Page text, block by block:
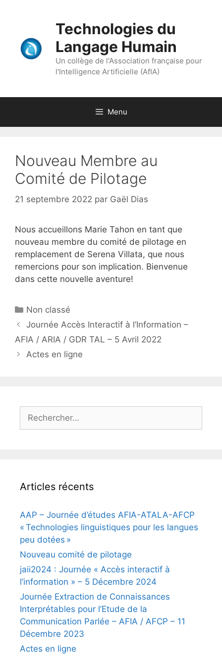
Technologies du
Langage Humain
Un collège de l'Association française pour
l'Intelligence Artificielle (AfIA)
Menu
Nouveau Membre au
Comité de Pilotage
21 septembre 2022 par Gaël Dias
Nous accueillons Marie Tahon en tant que
nouveau membre du comité de pilotage en
remplacement de Serena Villata, que nous
remercions pour son implication. Bienvenue
dans cette nouvelle aventure!
Catégories
Non classé
Journée Accès Interactif à l’Information –
AFIA / ARIA / GDR TAL – 5 Avril 2022
Actes en ligne
Articles récents
AAP – Journée d’études AFIA-ATALA-AFCP
« Technologies linguistiques pour les langues
peu dotées »
Nouveau comité de pilotage
jaii2024 : Journée « Accès interactif à
l’information » – 5 Décembre 2024
Journée Extraction de Connaissances
Interprétables pour l’Etude de la
Communication Parlée – AFIA / AFCP – 11
Décembre 2023
Actes en ligne